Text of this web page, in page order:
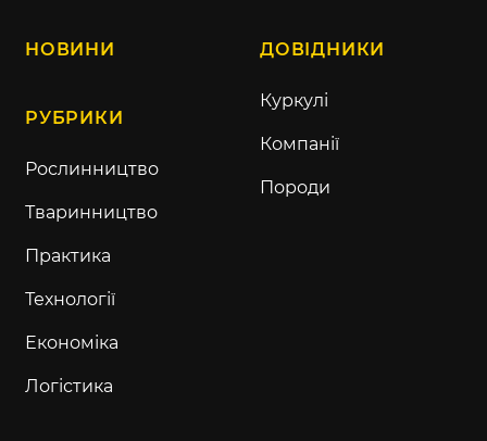
НОВИНИ
РУБРИКИ
Рослинництво
Тваринництво
Практика
Технології
Економіка
Логістика
ДОВІДНИКИ
Куркулі
Компанії
Породи